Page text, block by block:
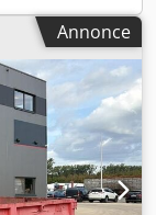
(l × h × L) : 2
: 7 000 mm
armé Murs :
du plancher
de
: selon les
: fondation
aux
Annonce